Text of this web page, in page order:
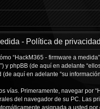
- Política de privacidad
“HackM365 - firmware a
y phpBB (de aquí en adelante
aquí en adelante “su
vías. Primeramente, navegar por
del navegador de su PC. Las
asignada a usted